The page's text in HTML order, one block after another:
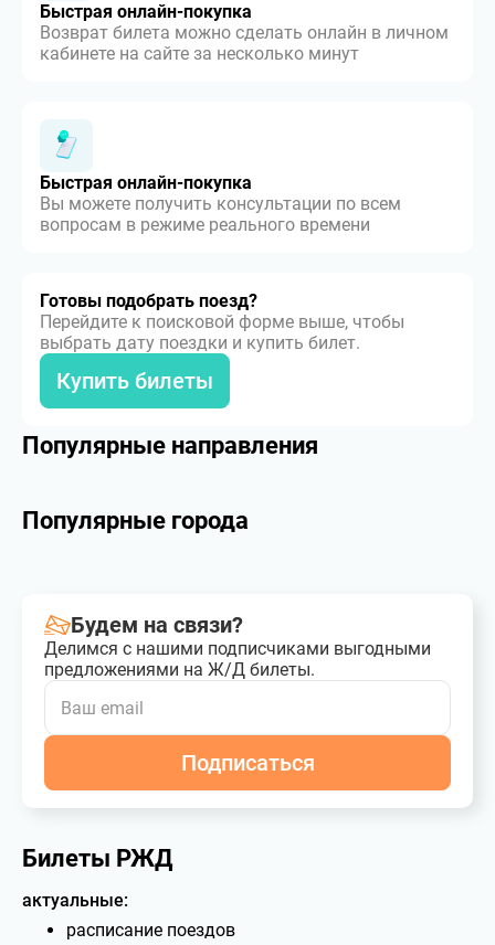
Быстрая онлайн-покупка
Возврат билета можно сделать онлайн в личном
кабинете на сайте за несколько минут
Быстрая онлайн-покупка
Вы можете получить консультации по всем
вопросам в режиме реального времени
Готовы подобрать поезд?
Перейдите к поисковой форме выше, чтобы
выбрать дату поездки и купить билет.
Купить билеты
Популярные направления
Популярные города
Будем на связи?
Делимся с нашими подписчиками выгодными
предложениями на Ж/Д билеты.
Подписаться
Билеты РЖД
актуальные:
расписание поездов